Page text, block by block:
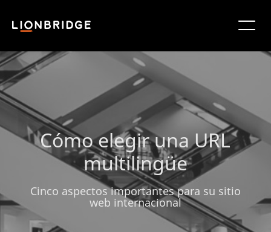
Cómo elegir una URL
multilingüe
Cinco aspectos importantes para su sitio
web internacional